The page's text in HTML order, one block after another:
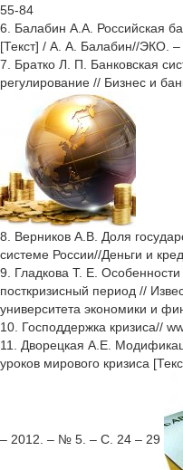
55-84
6. Балабин А.А. Российская
[Текст] / А. А. Балабин//ЭКО.
7. Братко Л. П. Банковская
регулирование // Бизнес и
8. Верников А.В. Доля
системе России//Деньги и
9. Гладкова Т. Е. Особенности
посткризисный период //
университета экономики и
10. Господдержка кризиса//
11. Дворецкая А.Е.
уроков мирового кризиса
– 2012. – № 5. – С. 24 – 29